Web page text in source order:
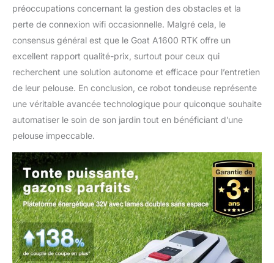
et un Lidar 3D-ToF, peut
détecter plus de 200
objets communs du
jardin et éviter tout
obstacle dépassant la
hauteur prédéfinie. Le
Lidar 3D-ToF mesure
également avec précision
la distance aux
obstacles. Cette
supérieure et améliore
considérablement la
sécurité avec un
minimum de zones non
tondues. Distance lame-
bordure de 5cm & Tonte
des bordures: GOAT
simplifie la tonte des
préoccupations concernant la gestion des obstacles et la
perte de connexion wifi occasionnelle. Malgré cela, le
consensus général est que le Goat A1600 RTK offre un
excellent rapport qualité-prix, surtout pour ceux qui
recherchent une solution autonome et efficace pour l’entretien
de leur pelouse. En conclusion, ce robot tondeuse représente
une véritable avancée technologique pour quiconque souhaite
automatiser le soin de son jardin tout en bénéficiant d’une
pelouse impeccable.